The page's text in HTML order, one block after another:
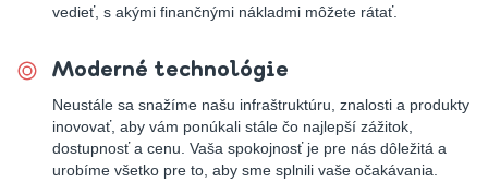
vedieť, s akými finančnými nákladmi môžete rátať.
Moderné technológie
Neustále sa snažíme našu infraštruktúru, znalosti a produkty
inovovať, aby vám ponúkali stále čo najlepší zážitok,
dostupnosť a cenu. Vaša spokojnosť je pre nás dôležitá a
urobíme všetko pre to, aby sme splnili vaše očakávania.